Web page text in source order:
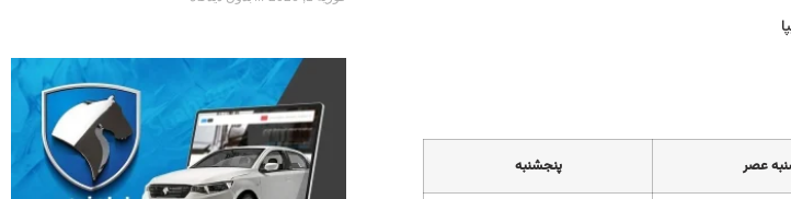
عصر پنجشنبه